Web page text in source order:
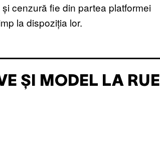
cenzură fie din partea platformei
la dispoziția lor.
ȘI MODEL LA RUE